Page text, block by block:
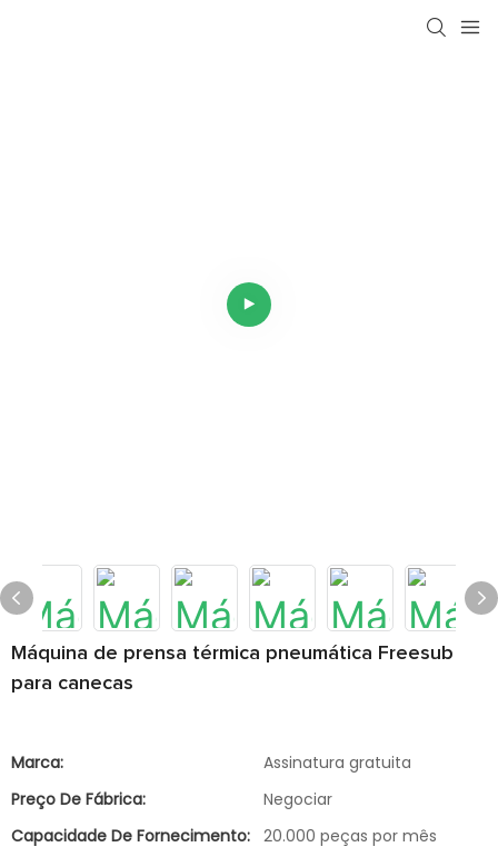
Máquina de prensa térmica pneumática Freesub
para canecas
Marca:
Assinatura gratuita
Preço De Fábrica:
Negociar
Capacidade De Fornecimento: 20.000 peças por mês